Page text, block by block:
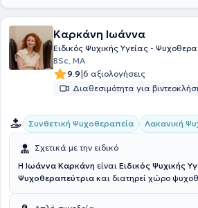
Καρκάνη Ιωάννα
Ειδικός Ψυχικής Υγείας -
BSc, ΜΑ
9.9|6 αξιολογήσεις
Διαθεσιμότητα για
Συνθετική Ψυχοθεραπεία Λακανική
Σχετικά με την ειδικό
Η Ιωάννα Καρκάνη είναι Ειδικός Ψυχικής
Ψυχοθεραπεύτρια και διατηρεί χώρο
και παιδιά, δια ζώσης και διαδικτυακά,